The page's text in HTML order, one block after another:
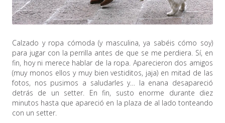
Calzado y ropa cómoda (y masculina, ya sabéis cómo soy)
para jugar con la perrilla antes de que se me perdiera. Sí, en
fin, hoy ni merece hablar de la ropa. Aparecieron dos amigos
(muy monos ellos y muy bien vestiditos, jaja) en mitad de las
fotos, nos pusimos a saludarles y… la enana desapareció
detrás de un setter. En fin, susto enorme durante diez
minutos hasta que apareció en la plaza de al lado tonteando
con un setter.